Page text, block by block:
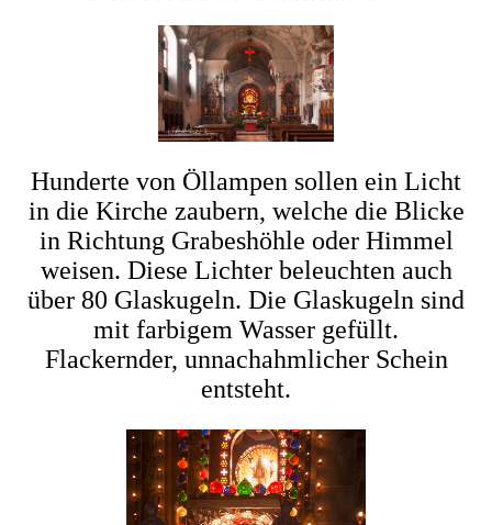
Hunderte von Öllampen sollen ein Licht
in die Kirche zaubern, welche die Blicke
in Richtung Grabeshöhle oder Himmel
weisen. Diese Lichter beleuchten auch
über 80 Glaskugeln. Die Glaskugeln sind
mit farbigem Wasser gefüllt.
Flackernder, unnachahmlicher Schein
entsteht.